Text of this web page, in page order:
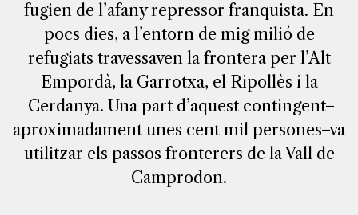
fugien de l’afany repressor franquista. En
pocs dies, a l’entorn de mig milió de
refugiats travessaven la frontera per l’Alt
Empordà, la Garrotxa, el Ripollès i la
Cerdanya. Una part d’aquest contingent ̶
aproximadament unes cent mil persones ̶ va
utilitzar els passos fronterers de la Vall de
Camprodon.